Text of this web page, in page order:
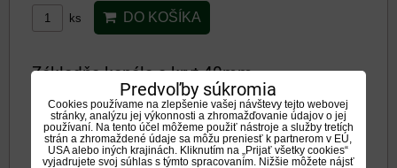
ks DO KOŠÍKA
Základňa kanála a kryt 40mm
Predvoľby súkromia
Cookies používame na zlepšenie vašej návštevy tejto webovej
stránky, analýzu jej výkonnosti a zhromažďovanie údajov o jej
používaní. Na tento účel môžeme použiť nástroje a služby tretích
strán a zhromaždené údaje sa môžu preniesť k partnerom v EÚ,
USA alebo iných krajinách. Kliknutím na „Prijať všetky cookies“
vyjadrujete svoj súhlas s týmto spracovaním. Nižšie môžete nájsť